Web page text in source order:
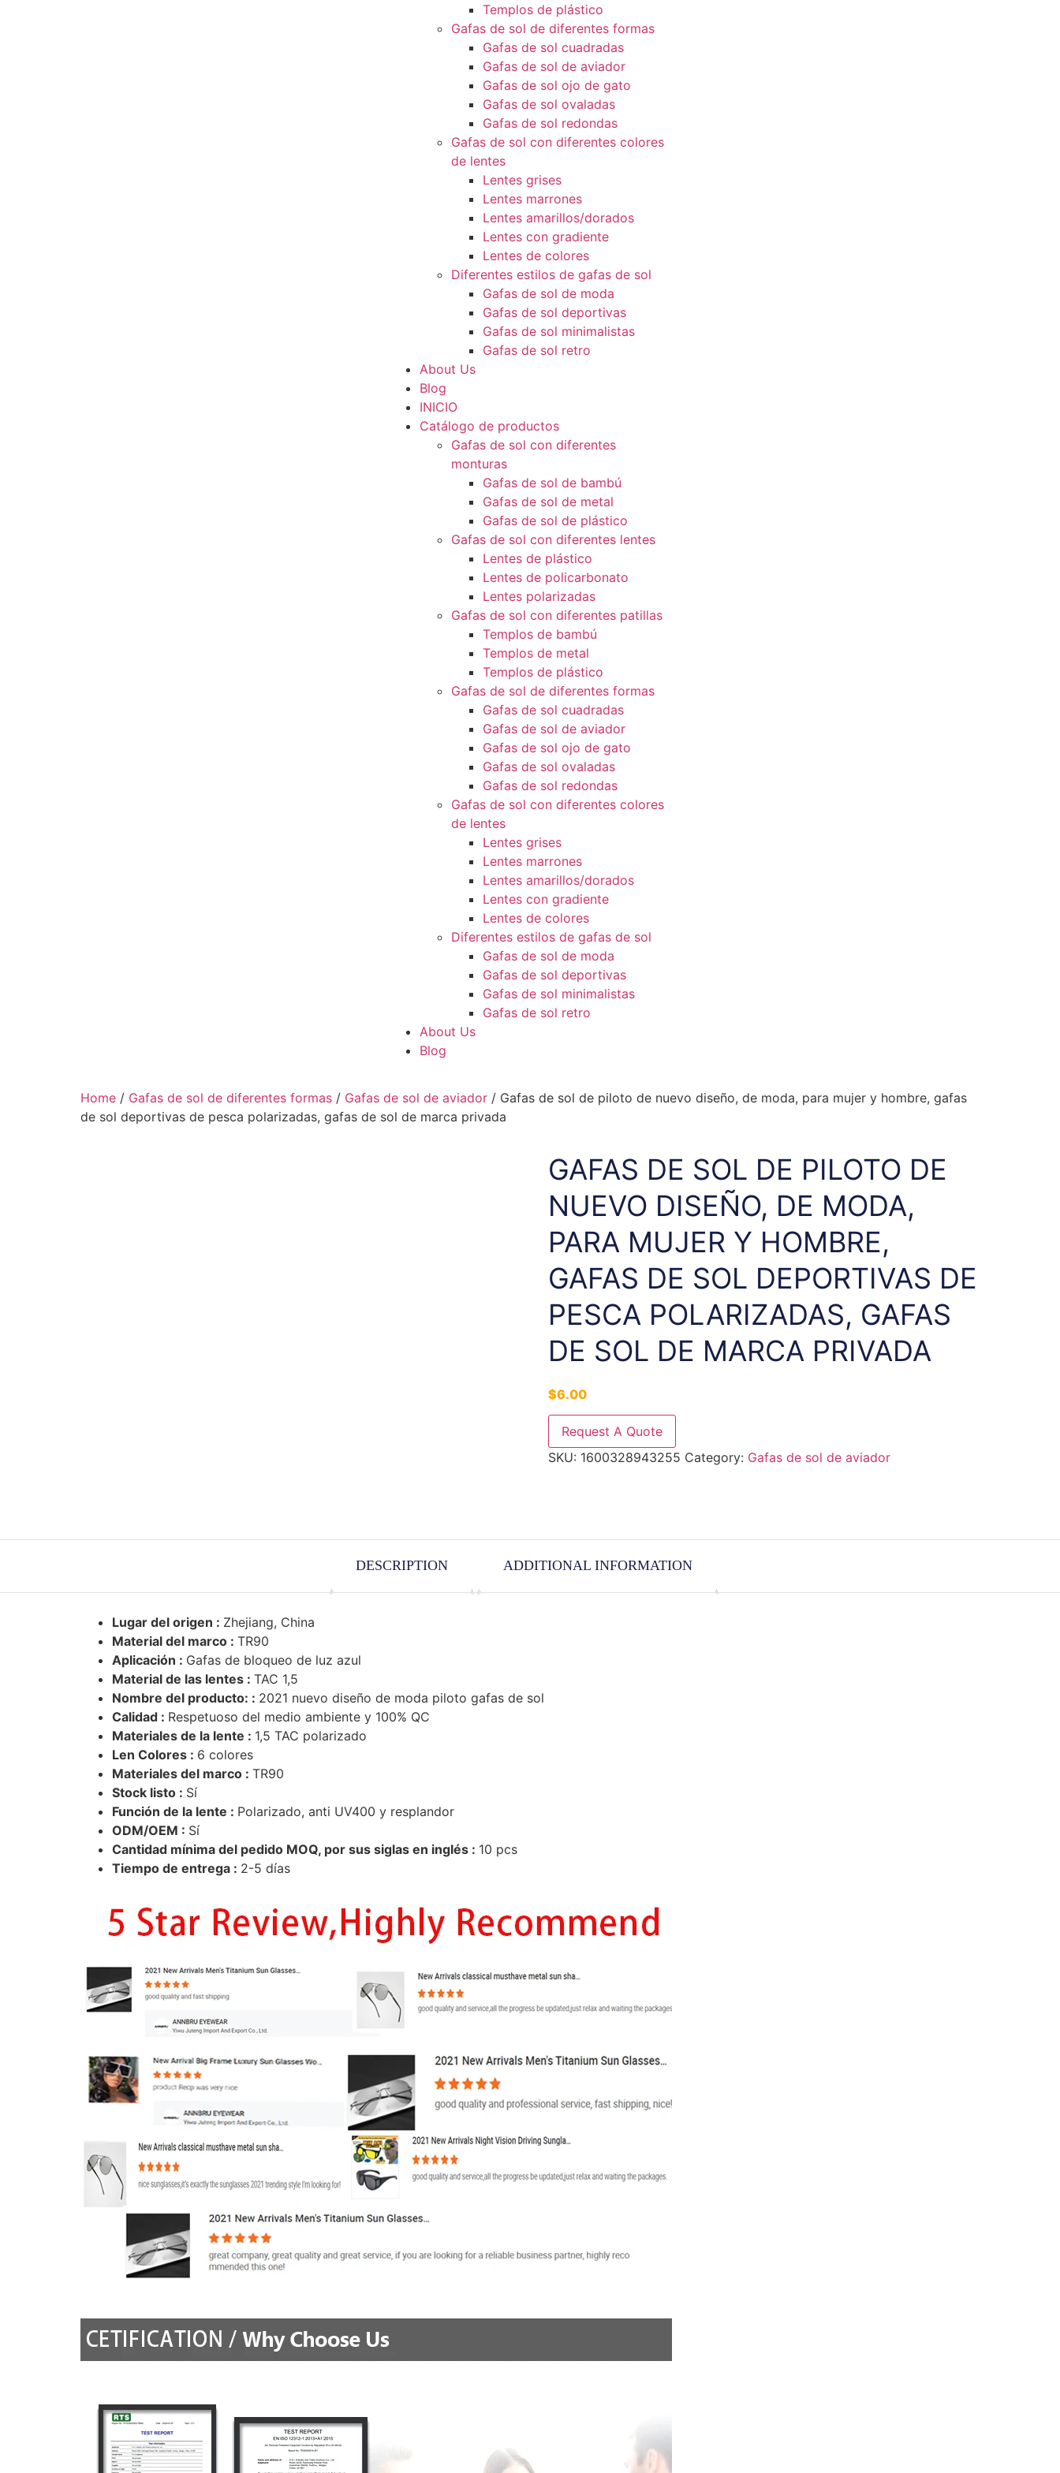
Templos de plástico
Gafas de sol de diferentes formas
Gafas de sol cuadradas
Gafas de sol de aviador
Gafas de sol ojo de gato
Gafas de sol ovaladas
Gafas de sol redondas
Gafas de sol con diferentes colores
de lentes
Lentes grises
Lentes marrones
Lentes amarillos/dorados
Lentes con gradiente
Lentes de colores
Diferentes estilos de gafas de sol
Gafas de sol de moda
Gafas de sol deportivas
Gafas de sol minimalistas
Gafas de sol retro
About Us
Blog
INICIO
Catálogo de productos
Gafas de sol con diferentes
monturas
Gafas de sol de bambú
Gafas de sol de metal
Gafas de sol de plástico
Gafas de sol con diferentes lentes
Lentes de plástico
Lentes de policarbonato
Lentes polarizadas
Gafas de sol con diferentes patillas
Templos de bambú
Templos de metal
Templos de plástico
Gafas de sol de diferentes formas
Gafas de sol cuadradas
Gafas de sol de aviador
Gafas de sol ojo de gato
Gafas de sol ovaladas
Gafas de sol redondas
Gafas de sol con diferentes colores
de lentes
Lentes grises
Lentes marrones
Lentes amarillos/dorados
Lentes con gradiente
Lentes de colores
Diferentes estilos de gafas de sol
Gafas de sol de moda
Gafas de sol deportivas
Gafas de sol minimalistas
Gafas de sol retro
About Us
Blog
Home / Gafas de sol de diferentes formas / Gafas de sol de aviador / Gafas de sol de piloto de nuevo diseño, de moda, para mujer y hombre, gafas
de sol deportivas de pesca polarizadas, gafas de sol de marca privada
GAFAS DE SOL DE PILOTO DE
NUEVO DISEÑO, DE MODA,
PARA MUJER Y HOMBRE,
GAFAS DE SOL DEPORTIVAS DE
PESCA POLARIZADAS, GAFAS
DE SOL DE MARCA PRIVADA
$6.00
Request A Quote
SKU: 1600328943255 Category: Gafas de sol de aviador
DESCRIPTION ADDITIONAL INFORMATION
Lugar del origen : Zhejiang, China
Material del marco : TR90
Aplicación : Gafas de bloqueo de luz azul
Material de las lentes : TAC 1,5
Nombre del producto: : 2021 nuevo diseño de moda piloto gafas de sol
Calidad : Respetuoso del medio ambiente y 100% QC
Materiales de la lente : 1,5 TAC polarizado
Len Colores : 6 colores
Materiales del marco : TR90
Stock listo : Sí
Función de la lente : Polarizado, anti UV400 y resplandor
ODM/OEM : Sí
Cantidad mínima del pedido MOQ, por sus siglas en inglés : 10 pcs
Tiempo de entrega : 2-5 días